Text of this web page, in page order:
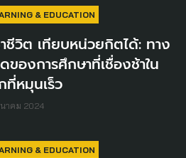
& EDUCATION
ชีวิต เทียบหน่วยกิตได้: ทาง
ของการศึกษาที่เชื่องช้าใน
ที่หมุนเร็ว
นาคม 2024
& EDUCATION